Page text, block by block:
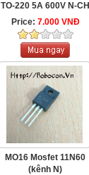
TO-220 5A 600V N-CH
Price: 7.000 VNĐ
MO16 Mosfet 11N60
(kênh N)